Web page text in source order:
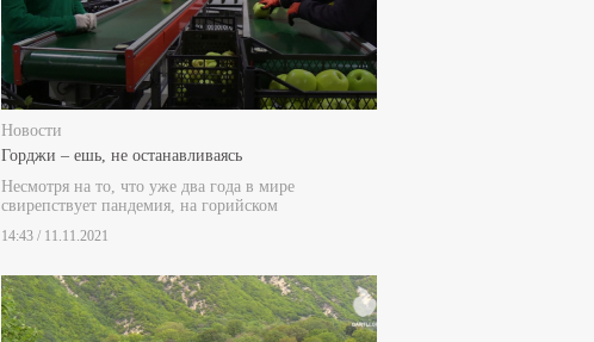
Новости
Горджи – ешь, не останавливаясь
Несмотря на то, что уже два года в мире
свирепствует пандемия, на горийском
14:43 / 11.11.2021